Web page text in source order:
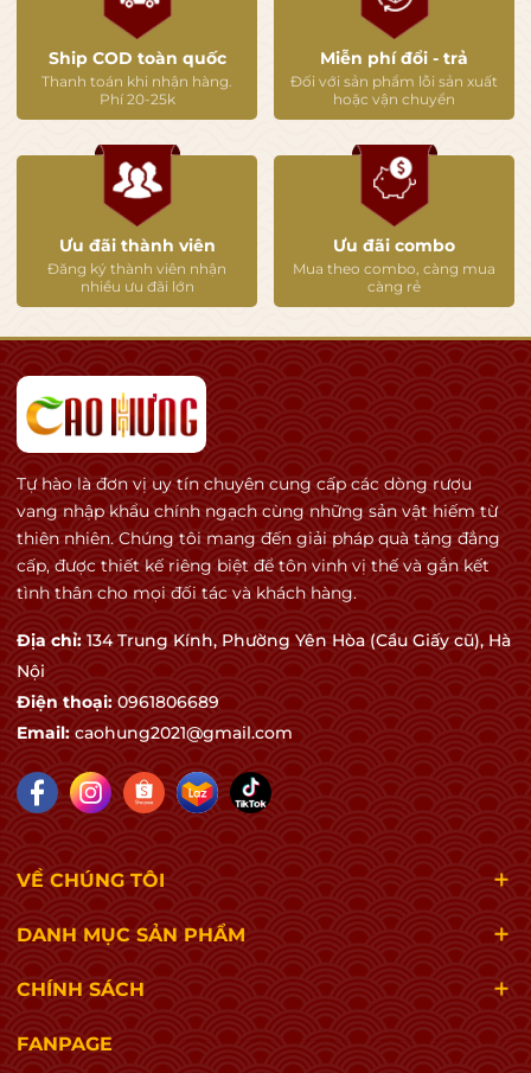
Ship COD toàn quốc
Thanh toán khi nhận hàng.
Phí 20-25k
Miễn phí đổi - trả
Đối với sản phẩm lỗi sản xuất
hoặc vận chuyển
Ưu đãi thành viên
Đăng ký thành viên nhận
nhiều ưu đãi lớn
Ưu đãi combo
Mua theo combo, càng mua
càng rẻ
Tự hào là đơn vị uy tín chuyên cung cấp các dòng rượu
vang nhập khẩu chính ngạch cùng những sản vật hiếm từ
thiên nhiên. Chúng tôi mang đến giải pháp quà tặng đẳng
cấp, được thiết kế riêng biệt để tôn vinh vị thế và gắn kết
tình thân cho mọi đối tác và khách hàng.
Địa chỉ: 134 Trung Kính, Phường Yên Hòa (Cầu Giấy cũ), Hà
Nội
Điện thoại: 0961806689
Email: caohung2021@gmail.com
VỀ CHÚNG TÔI
DANH MỤC SẢN PHẨM
CHÍNH SÁCH
FANPAGE